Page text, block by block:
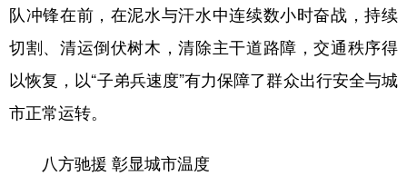
队冲锋在前，在泥水与汗水中连续数小时奋战，持续
切割、清运倒伏树木，清除主干道路障，交通秩序得
以恢复，以“子弟兵速度”有力保障了群众出行安全与城
市正常运转。
八方驰援 彰显城市温度